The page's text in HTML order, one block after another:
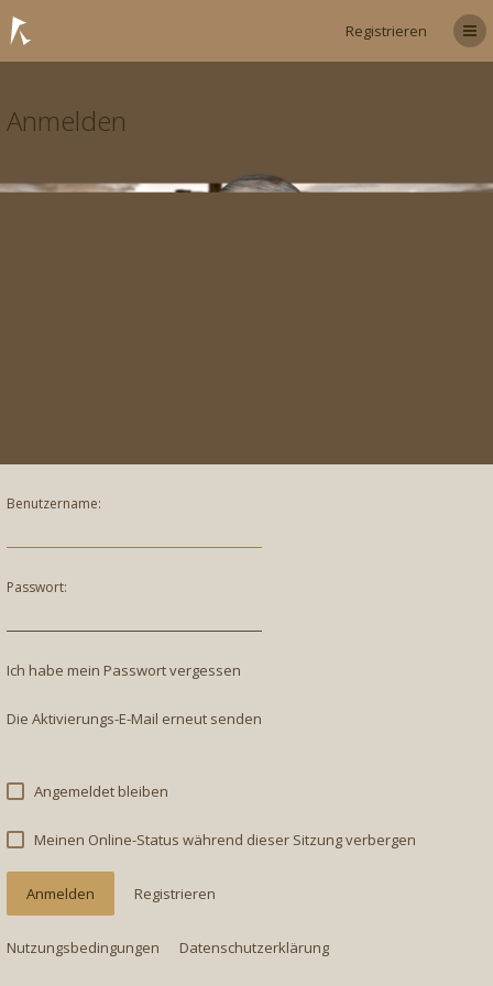
Registrieren
Anmelden
Benutzername:
Passwort:
Ich habe mein Passwort vergessen
Die Aktivierungs-E-Mail erneut senden
Angemeldet bleiben
Meinen Online-Status während dieser Sitzung verbergen
Registrieren
Nutzungsbedingungen Datenschutzerklärung